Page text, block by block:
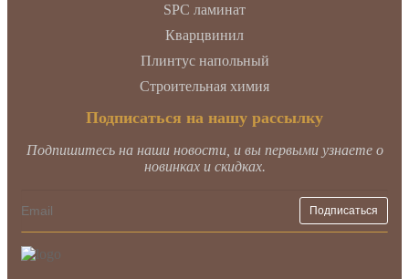
SPC ламинат
Кварцвинил
Плинтус напольный
Строительная химия
Подписаться на нашу рассылку
Подпишитесь на наши новости, и вы первыми узнаете о
новинках и скидках.